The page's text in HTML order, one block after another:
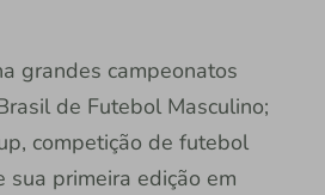
grandes campeonatos
de Futebol Masculino;
competição de futebol
sua primeira edição em